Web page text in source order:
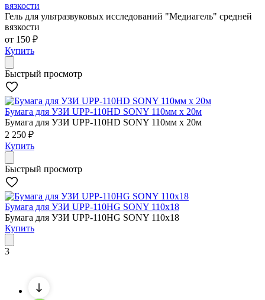
вязкости
Гель для ультразвуковых исследований "Медиагель" средней
вязкости
от 150 ₽
Купить
Быстрый просмотр
Бумага для УЗИ UPP-110HD SONY 110мм x 20м
Бумага для УЗИ UPP-110HD SONY 110мм x 20м
2 250 ₽
Купить
Быстрый просмотр
Бумага для УЗИ UPP-110HG SONY 110x18
Бумага для УЗИ UPP-110HG SONY 110x18
Купить
3